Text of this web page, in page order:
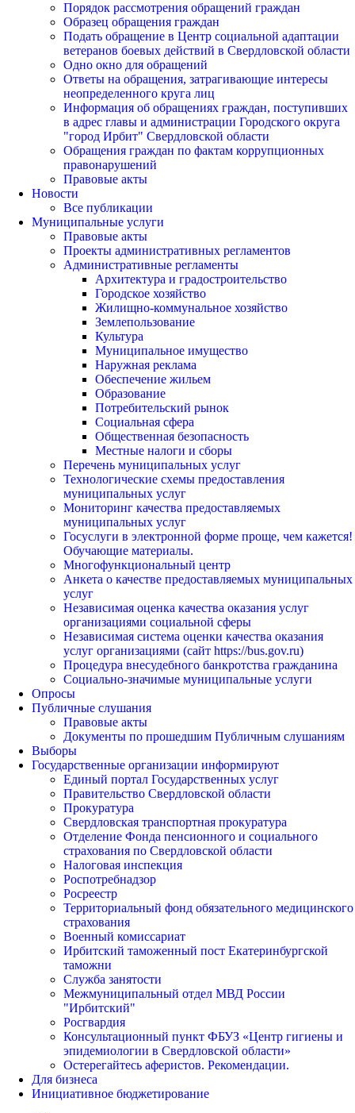
Порядок рассмотрения обращений граждан
Образец обращения граждан
Подать обращение в Центр социальной адаптации
ветеранов боевых действий в Свердловской области
Одно окно для обращений
Ответы на обращения, затрагивающие интересы
неопределенного круга лиц
Информация об обращениях граждан, поступивших
в адрес главы и администрации Городского округа
"город Ирбит" Свердловской области
Обращения граждан по фактам коррупционных
правонарушений
Правовые акты
Новости
Все публикации
Муниципальные услуги
Правовые акты
Проекты административных регламентов
Административные регламенты
Архитектура и градостроительство
Городское хозяйство
Жилищно-коммунальное хозяйство
Землепользование
Культура
Муниципальное имущество
Наружная реклама
Обеспечение жильем
Образование
Потребительский рынок
Социальная сфера
Общественная безопасность
Местные налоги и сборы
Перечень муниципальных услуг
Технологические схемы предоставления
муниципальных услуг
Мониторинг качества предоставляемых
муниципальных услуг
Госуслуги в электронной форме проще, чем кажется!
Обучающие материалы.
Многофункциональный центр
Анкета о качестве предоставляемых муниципальных
услуг
Независимая оценка качества оказания услуг
организациями социальной сферы
Независимая система оценки качества оказания
услуг организациями (сайт https://bus.gov.ru)
Процедура внесудебного банкротства гражданина
Социально-значимые муниципальные услуги
Опросы
Публичные слушания
Правовые акты
Документы по прошедшим Публичным слушаниям
Выборы
Государственные организации информируют
Единый портал Государственных услуг
Правительство Свердловской области
Прокуратура
Свердловская транспортная прокуратура
Отделение Фонда пенсионного и социального
страхования по Свердловской области
Налоговая инспекция
Роспотребнадзор
Росреестр
Территориальный фонд обязательного медицинского
страхования
Военный комиссариат
Ирбитский таможенный пост Екатеринбургской
таможни
Служба занятости
Межмуниципальный отдел МВД России
"Ирбитский"
Росгвардия
Консультационный пункт ФБУЗ «Центр гигиены и
эпидемиологии в Свердловской области»
Остерегайтесь аферистов. Рекомендации.
Для бизнеса
Инициативное бюджетирование